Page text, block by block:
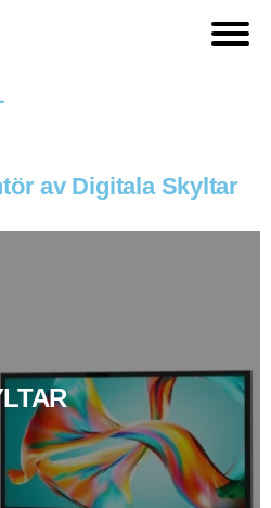
av Digitala Skyltar